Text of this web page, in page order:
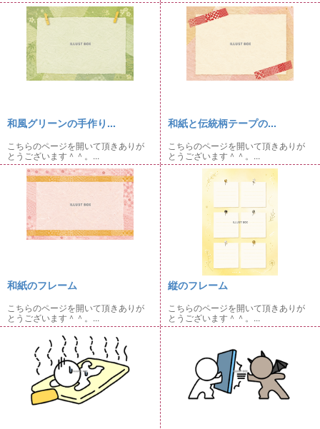
和風グリーンの手作り...
こちらのページを開いて頂きありが
とうございます＾＾。...
和紙と伝統柄テープの...
こちらのページを開いて頂きありが
とうございます＾＾。...
和紙のフレーム
こちらのページを開いて頂きありが
とうございます＾＾。...
縦のフレーム
こちらのページを開いて頂きありが
とうございます＾＾。...